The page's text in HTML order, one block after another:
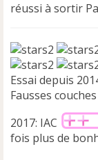
réussi à sortir
Essai depuis
Fausses
2017: IAC
fois plus de